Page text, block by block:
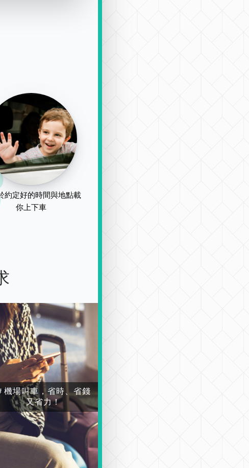
約定好的時間與地點載
你上下車
機場叫車，省時、省錢
又省力！